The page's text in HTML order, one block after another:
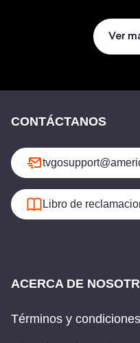
Ver
CONTÁCTANOS
Libro de
ACERCA DE
Términos y